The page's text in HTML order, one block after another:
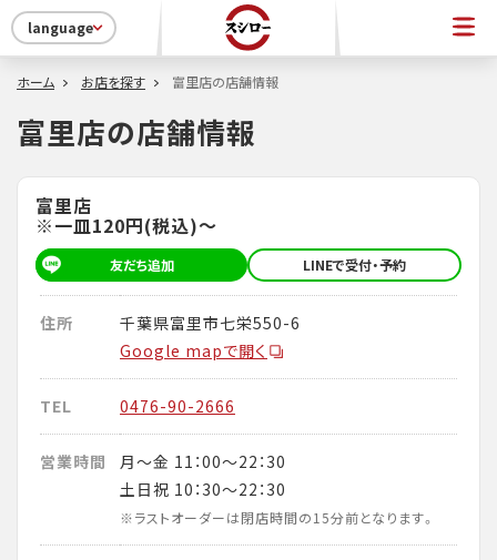
language
ホーム お店を探す 富里店の店舗情報
富里店の店舗情報
富里店
※一皿120円(税込)～
友だち追加 LINEで受付・予約
住所
千葉県富里市七栄550-6
Google mapで開く
TEL 0476-90-2666
営業時間
月～金 11：00～22：30
土日祝 10：30～22：30
※ラストオーダーは閉店時間の15分前となります。